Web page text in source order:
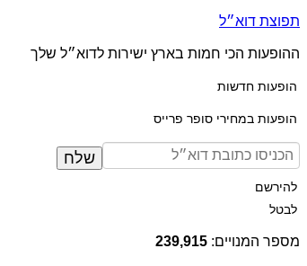
תפוצת דוא״ל
ההופעות הכי חמות בארץ ישירות לדוא״ל שלך
הופעות חדשות
הופעות במחירי סופר פרייס
שלח
להירשם
לבטל
מספר המנויים: 239,915